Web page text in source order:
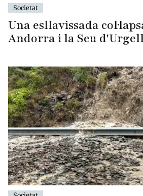
Societat
Una esllavissada
Andorra i la Seu